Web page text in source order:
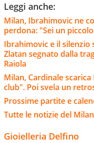
Leggi anche:
Milan, Ibrahimovic ne
perdona: "Sei un
Ibrahimovic e il silenzio
Zlatan segnato dalla
Raiola
Milan, Cardinale
club". Poi svela un
Prossime partite e
Tutte le notizie del Milan
Gioielleria Delfino